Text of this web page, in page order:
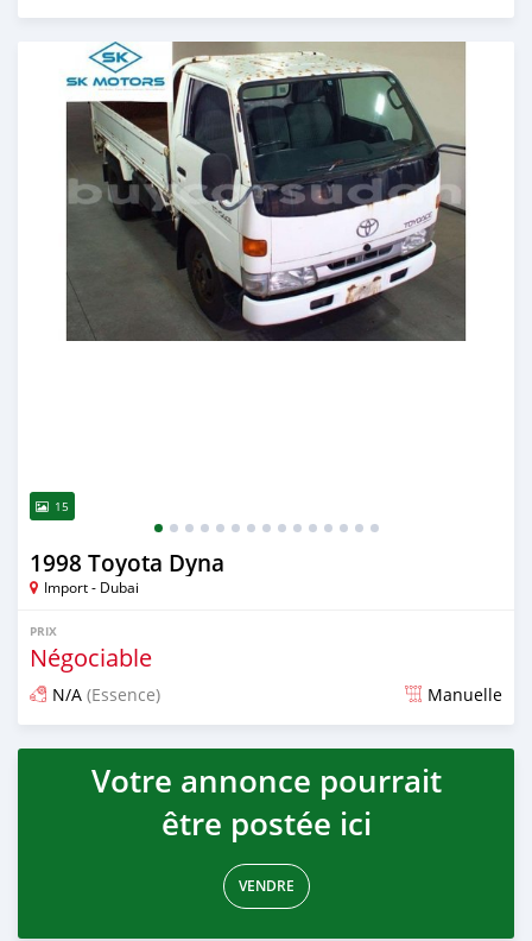
Publié il y a presque 6 ans
15
1998 Toyota Dyna
Import - Dubai
PRIX
Négociable
N/A (Essence) Manuelle
Publié il y a presque 6 ans
Votre annonce pourrait
être postée ici
VENDRE